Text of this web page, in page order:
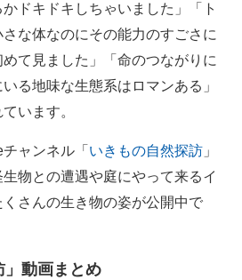
ドキドキしちゃいました」「ト
な体なのにその能力のすごさに
て見ました」「命のつながりに
る地味な生態系はロマンある」
います。
ャンネル「 いきもの自然探訪 」
物との遭遇や庭にやって来るイ
さんの生き物の姿が公開中で
」動画まとめ